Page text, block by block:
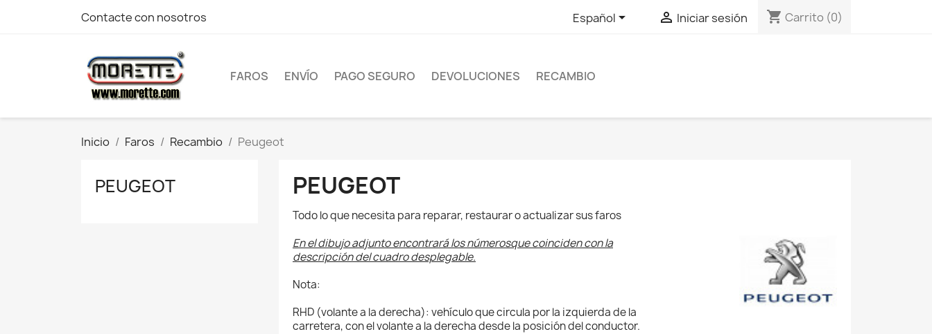
Contacte con nosotros Español  Iniciar sesión shopping_cart Carrito (0)
FAROS ENVÍO PAGO SEGURO DEVOLUCIONES RECAMBIO
Inicio Faros Recambio Peugeot
PEUGEOT PEUGEOT
Todo lo que necesita para reparar, restaurar o actualizar sus faros
En el dibujo adjunto encontrará los númerosque coinciden con la
descripción del cuadro desplegable.
Nota:
RHD (volante a la derecha): vehículo que circula por la izquierda de la
carretera, con el volante a la derecha desde la posición del conductor.